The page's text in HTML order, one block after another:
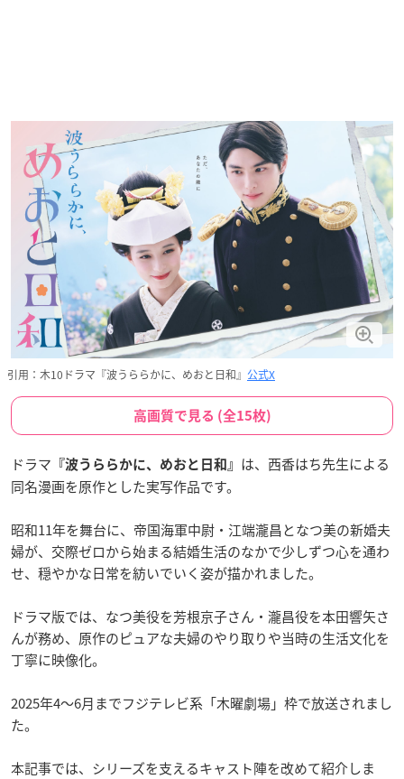
引用：木10ドラマ『波うららかに、めおと日和』 公式X
高画質で見る (全15枚)
ドラマ 『波うららかに、めおと日和』 は、西香はち先生による
同名漫画を原作とした実写作品です。
昭和11年を舞台に、帝国海軍中尉・江端瀧昌となつ美の新婚夫
婦が、交際ゼロから始まる結婚生活のなかで少しずつ心を通わ
せ、穏やかな日常を紡いでいく姿が描かれました。
ドラマ版では、なつ美役を芳根京子さん・瀧昌役を本田響矢さ
んが務め、原作のピュアな夫婦のやり取りや当時の生活文化を
丁寧に映像化。
2025年4〜6月までフジテレビ系「木曜劇場」枠で放送されまし
た。
本記事では、シリーズを支えるキャスト陣を改めて紹介しま